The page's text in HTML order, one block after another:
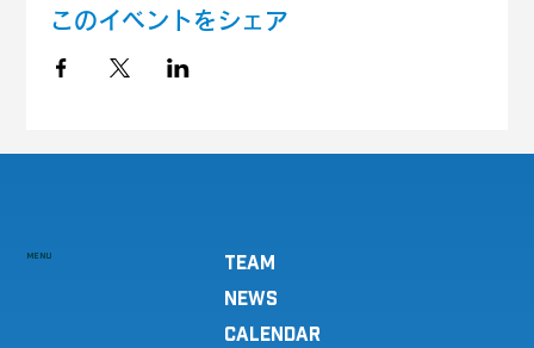
このイベントをシェア
MENU
TEAM
NEWS
CALENDAR